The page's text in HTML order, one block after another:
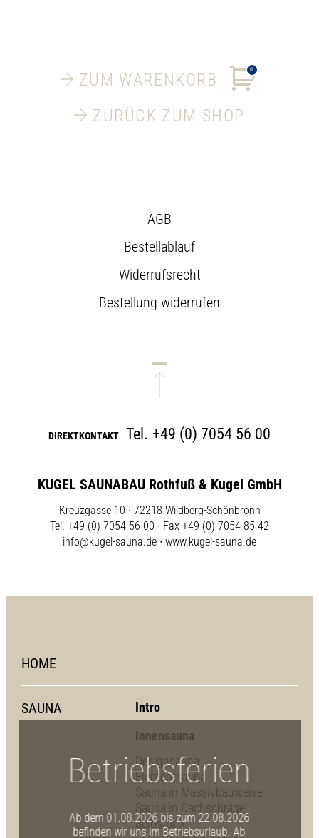
ZUM WARENKORB 0
ZURÜCK ZUM SHOP
AGB
Bestellablauf
Widerrufsrecht
Bestellung widerrufen
DIREKTKONTAKT Tel. +49 (0) 7054 56 00
KUGEL SAUNABAU Rothfuß & Kugel GmbH
Kreuzgasse 10 ∙ 72218 Wildberg-Schönbronn
Tel. +49 (0) 7054 56 00 ∙ Fax +49 (0) 7054 85 42
info@kugel-sauna.de ∙ www.kugel-sauna.de
HOME
SAUNA
Intro
Innensauna
Designsauna
Elementsauna
Sauna in Massivbauweise
Sauna in Dachschräge
Selbstbau
Ab dem 01.08.2026 bis zum 22.08.2026
befinden wir uns im Betriebsurlaub. Ab
Betriebsferien